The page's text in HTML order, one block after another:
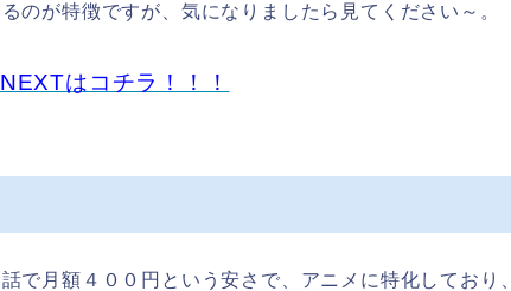
のが特徴ですが、気になりましたら見てください～。
はコチラ！！！
で月額４００円という安さ で、アニメに特化しており、